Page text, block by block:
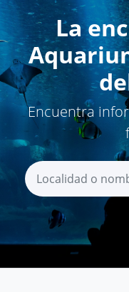
La
Encuentra